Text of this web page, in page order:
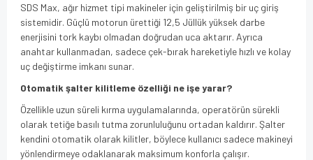
SDS Max, ağır hizmet tipi makineler için geliştirilmiş bir uç giriş
sistemidir. Güçlü motorun ürettiği 12,5 Jüllük yüksek darbe
enerjisini tork kaybı olmadan doğrudan uca aktarır. Ayrıca
anahtar kullanmadan, sadece çek-bırak hareketiyle hızlı ve kolay
uç değiştirme imkanı sunar.
Otomatik şalter kilitleme özelliği ne işe yarar?
Özellikle uzun süreli kırma uygulamalarında, operatörün sürekli
olarak tetiğe basılı tutma zorunluluğunu ortadan kaldırır. Şalter
kendini otomatik olarak kilitler, böylece kullanıcı sadece makineyi
yönlendirmeye odaklanarak maksimum konforla çalışır.